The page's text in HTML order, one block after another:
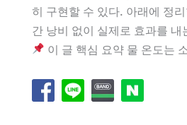
히 구현할 수 있다. 아래에 정
간 낭비 없이 실제로 효과를
이 글 핵심 요약 물 온도는